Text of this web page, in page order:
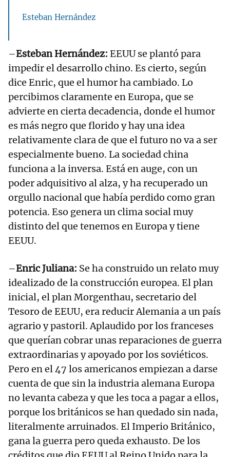
Esteban Hernández
–Esteban Hernández: EEUU se plantó para
impedir el desarrollo chino. Es cierto, según
dice Enric, que el humor ha cambiado. Lo
percibimos claramente en Europa, que se
advierte en cierta decadencia, donde el humor
es más negro que florido y hay una idea
relativamente clara de que el futuro no va a ser
especialmente bueno. La sociedad china
funciona a la inversa. Está en auge, con un
poder adquisitivo al alza, y ha recuperado un
orgullo nacional que había perdido como gran
potencia. Eso genera un clima social muy
distinto del que tenemos en Europa y tiene
EEUU.
–Enric Juliana: Se ha construido un relato muy
idealizado de la construcción europea. El plan
inicial, el plan Morgenthau, secretario del
Tesoro de EEUU, era reducir Alemania a un país
agrario y pastoril. Aplaudido por los franceses
que querían cobrar unas reparaciones de guerra
extraordinarias y apoyado por los soviéticos.
Pero en el 47 los americanos empiezan a darse
cuenta de que sin la industria alemana Europa
no levanta cabeza y que les toca a pagar a ellos,
porque los británicos se han quedado sin nada,
literalmente arruinados. El Imperio Británico,
gana la guerra pero queda exhausto. De los